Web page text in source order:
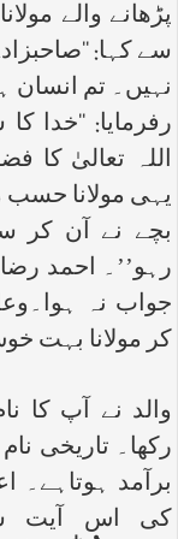
پڑھانے والے
سے کہا:
نہیں۔ تم
رفرمایا: ‘‘خدا
اللہ تعالیٰ کا
یہی مولانا حسب
بچے نے آن کر
رہو’’۔ احمد
جواب نہ
کر مولانا بہت
والد نے آپ کا
برآمد
کی اس آیت